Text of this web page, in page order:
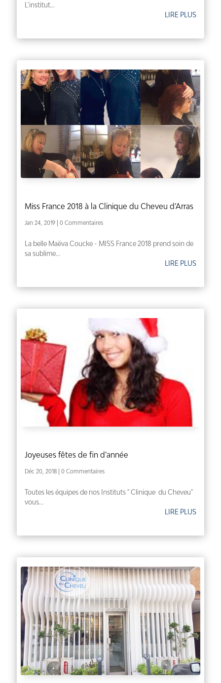
L'institut...
LIRE PLUS
Miss France 2018 à la Clinique du Cheveu d’Arras
Jan 24, 2019| 0 Commentaires
La belle Maëva Coucke - MISS France 2018 prend soin de
sa sublime...
LIRE PLUS
Joyeuses fêtes de fin d’année
Déc 20, 2018| 0 Commentaires
Toutes les équipes de nos Instituts " Clinique du Cheveu"
vous...
LIRE PLUS